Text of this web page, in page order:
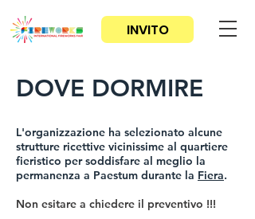
INVITO
DOVE DORMIRE
L'organizzazione ha selezionato alcune
strutture ricettive vicinissime al quartiere
fieristico per soddisfare al meglio la
permanenza a Paestum durante la Fiera.
Non esitare a chiedere il preventivo !!!